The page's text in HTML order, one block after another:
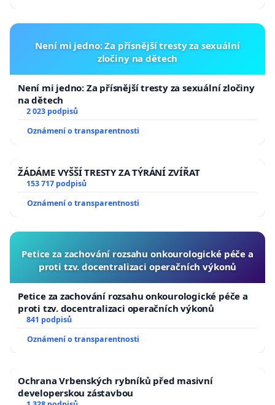
Není mi jedno: Za přísnější tresty za sexuální
zločiny na dětech
Není mi jedno: Za přísnější tresty za sexuální zločiny
na dětech
2 023 podpisů
Oznámení o transparentnosti
ŽÁDÁME VYŠŠÍ TRESTY ZA TÝRÁNÍ ZVÍŘAT
153 717 podpisů
Oznámení o transparentnosti
Petice za zachování rozsahu onkourologické péče a
proti tzv. docentralizaci operačních výkonů
Petice za zachování rozsahu onkourologické péče a
proti tzv. docentralizaci operačních výkonů
841 podpisů
Oznámení o transparentnosti
Ochrana Vrbenských rybníků před masivní
developerskou zástavbou